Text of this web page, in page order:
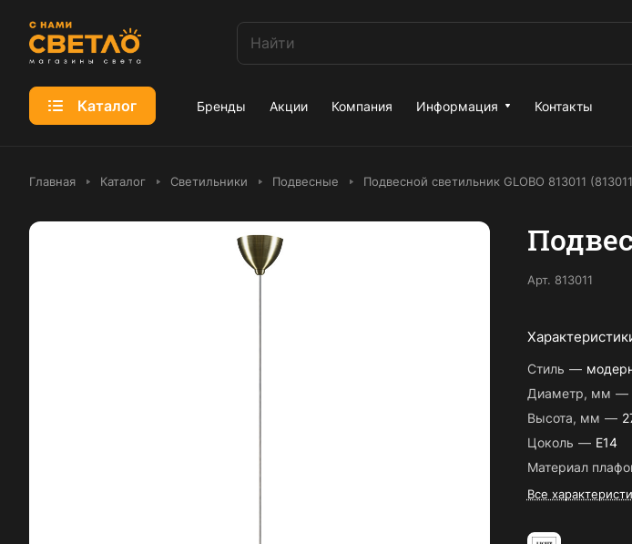
Каталог Бренды Акции Компания Информация Контакты
Главная Каталог Светильники Подвесные Подвесной светильник GLOBO 813011
Арт. 813011
Стиль —
Диаметр, мм —
Высота, мм —
Цоколь — E14
Материал
Все